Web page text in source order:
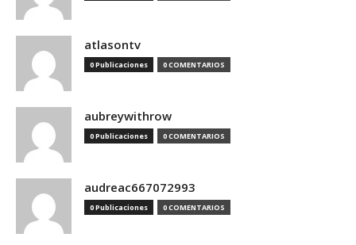
atlasontv
0 Publicaciones 0 COMENTARIOS
aubreywithrow
0 Publicaciones 0 COMENTARIOS
audreac667072993
0 Publicaciones 0 COMENTARIOS